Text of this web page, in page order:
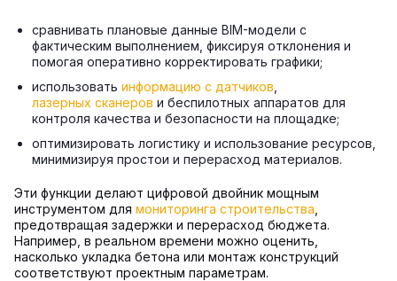
сравнивать плановые данные BIM-модели с
фактическим выполнением, фиксируя отклонения и
помогая оперативно корректировать графики;
использовать информацию с датчиков
лазерных сканеров и беспилотных аппаратов для
контроля качества и безопасности на площадке;
оптимизировать логистику и использование ресурсов,
минимизируя простои и перерасход материалов.
Эти функции делают цифровой двойник мощным
инструментом для мониторинга строительства
предотвращая задержки и перерасход бюджета.
Например, в реальном времени можно оценить,
насколько укладка бетона или монтаж конструкций
соответствуют проектным параметрам.